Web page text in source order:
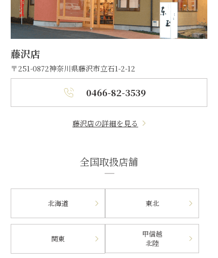
藤沢店
〒251-0872神奈川県藤沢市立石1-2-12
0466-82-3539
藤沢店の詳細を見る
全国取扱店舗
北海道 東北
関東
甲信越
北陸